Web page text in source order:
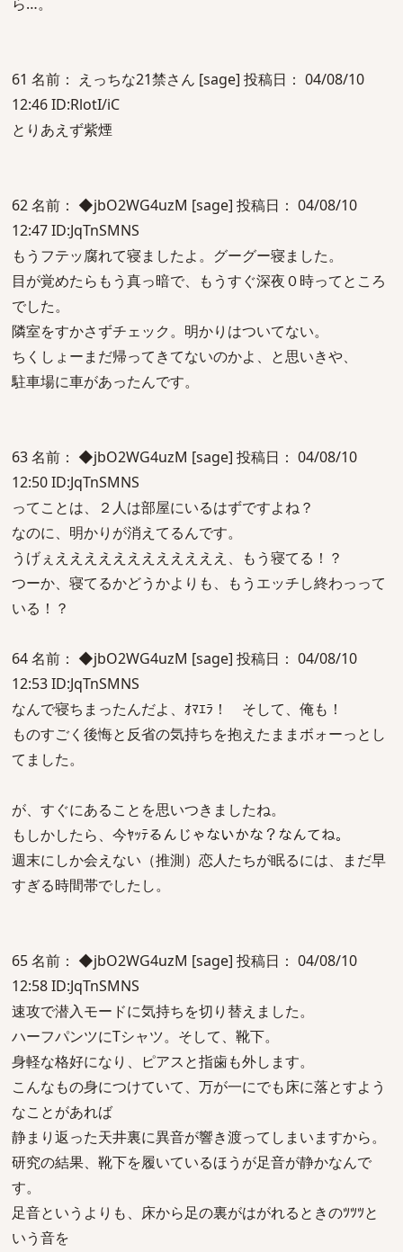
61 名前： えっちな21禁さん [sage] 投稿日： 04/08/10
12:46 ID:RlotI/iC
とりあえず紫煙
62 名前： ◆jbO2WG4uzM [sage] 投稿日： 04/08/10
12:47 ID:JqTnSMNS
もうフテッ腐れて寝ましたよ。グーグー寝ました。
目が覚めたらもう真っ暗で、もうすぐ深夜０時ってところ
でした。
隣室をすかさずチェック。明かりはついてない。
ちくしょーまだ帰ってきてないのかよ、と思いきや、
駐車場に車があったんです。
63 名前： ◆jbO2WG4uzM [sage] 投稿日： 04/08/10
12:50 ID:JqTnSMNS
ってことは、２人は部屋にいるはずですよね？
なのに、明かりが消えてるんです。
うげぇええええええええええええ、もう寝てる！？
つーか、寝てるかどうかよりも、もうエッチし終わっって
いる！？
64 名前： ◆jbO2WG4uzM [sage] 投稿日： 04/08/10
12:53 ID:JqTnSMNS
なんで寝ちまったんだよ、ｵﾏｴﾗ！ そして、俺も！
ものすごく後悔と反省の気持ちを抱えたままボォーっとし
てました。
が、すぐにあることを思いつきましたね。
もしかしたら、今ﾔｯﾃるんじゃないかな？なんてね。
週末にしか会えない（推測）恋人たちが眠るには、まだ早
すぎる時間帯でしたし。
65 名前： ◆jbO2WG4uzM [sage] 投稿日： 04/08/10
12:58 ID:JqTnSMNS
速攻で潜入モードに気持ちを切り替えました。
ハーフパンツにTシャツ。そして、靴下。
身軽な格好になり、ピアスと指歯も外します。
こんなもの身につけていて、万が一にでも床に落とすよう
なことがあれば
静まり返った天井裏に異音が響き渡ってしまいますから。
研究の結果、靴下を履いているほうが足音が静かなんで
す。
足音というよりも、床から足の裏がはがれるときのﾂﾂﾂと
いう音を